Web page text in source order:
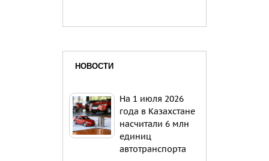
НОВОСТИ
На 1 июля 2026
года в Казахстане
насчитали 6 млн
единиц
автотранспорта